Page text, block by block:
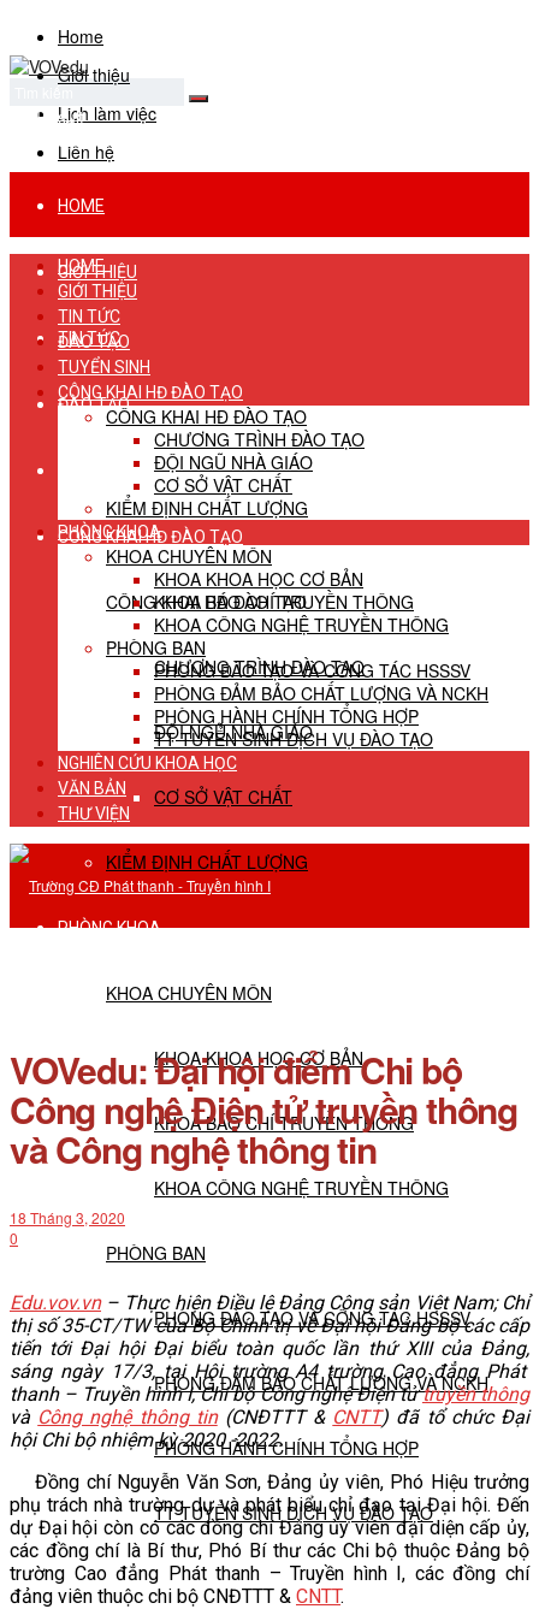
Home
Giới thiệu
Lịch làm việc
Liên hệ
No Result
View All Result
HOME
GIỚI THIỆU
TIN TỨC
ĐÀO TẠO
TUYỂN SINH
CÔNG KHAI HĐ ĐÀO TẠO
CÔNG KHAI HĐ ĐÀO TẠO
CHƯƠNG TRÌNH ĐÀO TẠO
ĐỘI NGŨ NHÀ GIÁO
CƠ SỞ VẬT CHẤT
KIỂM ĐỊNH CHẤT LƯỢNG
PHÒNG KHOA
KHOA CHUYÊN MÔN
KHOA KHOA HỌC CƠ BẢN
KHOA BÁO CHÍ TRUYỀN THÔNG
KHOA CÔNG NGHỆ TRUYỀN THÔNG
PHÒNG BAN
PHÒNG ĐÀO TẠO VÀ CÔNG TÁC HSSSV
PHÒNG ĐẢM BẢO CHẤT LƯỢNG VÀ NCKH
PHÒNG HÀNH CHÍNH TỔNG HỢP
TT TUYỂN SINH DỊCH VỤ ĐÀO TẠO
NGHIÊN CỨU KHOA HỌC
HOME
GIỚI THIỆU
TIN TỨC
ĐÀO TẠO
TUYỂN SINH
CÔNG KHAI HĐ ĐÀO TẠO
CÔNG KHAI HĐ ĐÀO TẠO
CHƯƠNG TRÌNH ĐÀO TẠO
ĐỘI NGŨ NHÀ GIÁO
CƠ SỞ VẬT CHẤT
KIỂM ĐỊNH CHẤT LƯỢNG
PHÒNG KHOA
KHOA CHUYÊN MÔN
KHOA KHOA HỌC CƠ BẢN
KHOA BÁO CHÍ TRUYỀN THÔNG
KHOA CÔNG NGHỆ TRUYỀN THÔNG
PHÒNG BAN
PHÒNG ĐÀO TẠO VÀ CÔNG TÁC HSSSV
PHÒNG ĐẢM BẢO CHẤT LƯỢNG VÀ NCKH
PHÒNG HÀNH CHÍNH TỔNG HỢP
TT TUYỂN SINH DỊCH VỤ ĐÀO TẠO
NGHIÊN CỨU KHOA HỌC
VĂN BẢN
THƯ VIỆN
VOVedu: Đại hội điểm Chi bộ
Công nghệ Điện tử truyền thông
và Công nghệ thông tin
18 Tháng 3, 2020
0
Edu.vov.vn– Thực hiện Điều lệ Đảng Cộng sản Việt Nam; Chỉ
thị số 35-CT/TW củaBộ Chính trị về Đại hội Đảng bộ các cấp
tiến tới Đại hội Đại biểu toàn quốc lần thứ XIII của Đảng,
sáng ngày 17/3, tại Hội trường A4 trường Cao đẳng Phát
thanh – Truyền hình I, Chi bộ Công nghệ Điện tửtruyền thông
và Công nghệ thông tin(CNĐTTT & CNTT) đã tổ chức Đại
hội Chi bộ nhiệm kỳ2020 -2022.
Đồng chí Nguyễn Văn Sơn, Đảng ủy viên, Phó Hiệu trưởng
phụ trách nhà trường dự và phát biểu chỉ đạo tại Đại hội. Đến
dự Đại hội còn có các đồng chí Đảng ủy viên đại diện cấp ủy,
các đồng chí là Bí thư, Phó Bí thư các Chi bộ thuộc Đảng bộ
trường Cao đẳng Phát thanh – Truyền hình I, các đồng chí
đảng viên thuộc chi bộ CNĐTTT & CNTT.